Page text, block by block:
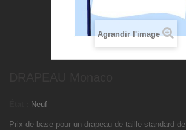
Agrandir l'image
Neuf
Prix de base pour un drapeau de taille standard de